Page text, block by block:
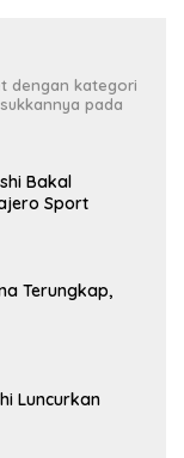
dengan kategori
pada
Bakal
Sport
Terungkap,
Luncurkan